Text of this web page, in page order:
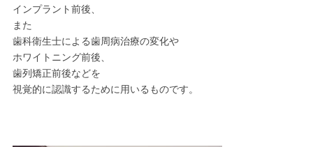
インプラント前後、
また
歯科衛生士による歯周病治療の変化や
ホワイトニング前後、
歯列矯正前後などを
視覚的に認識するために用いるものです。